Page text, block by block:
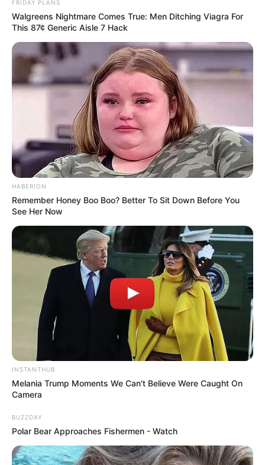
FRIDAY PLANS
Walgreens Nightmare Comes True: Men Ditching Viagra For
This 87¢ Generic Aisle 7 Hack
HABERION
Remember Honey Boo Boo? Better To Sit Down Before You
See Her Now
INSTANTHUB
Melania Trump Moments We Can't Believe Were Caught On
Camera
BUZZDAY
Polar Bear Approaches Fishermen - Watch